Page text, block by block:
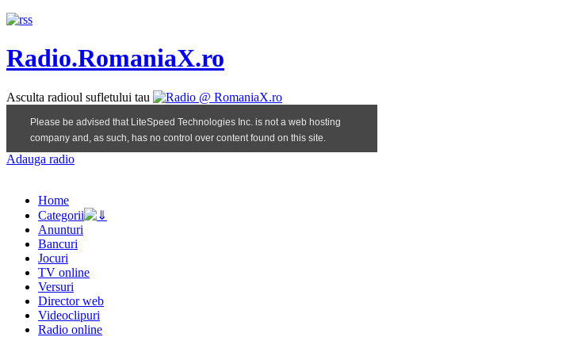
Radio.RomaniaX.ro
Asculta radioul sufletului tau
Adauga radio
Home
Categorii
Anunturi
Bancuri
Jocuri
TV online
Versuri
Director web
Videoclipuri
Radio online